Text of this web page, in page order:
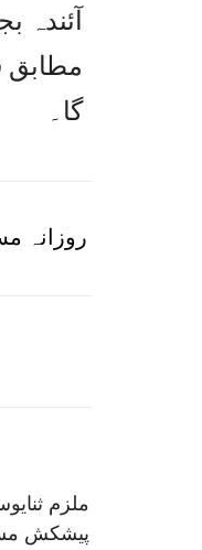
آئندہ
مطابق
گا۔
روزانہ
ملزم
پیشکش